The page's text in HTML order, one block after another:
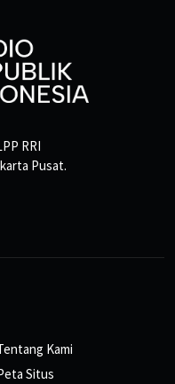
RRI
Pusat.
Kami
Situs